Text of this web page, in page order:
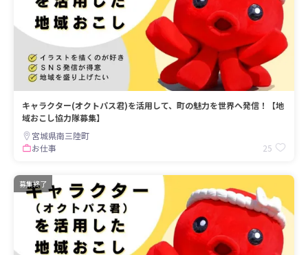
キャラクター(オクトパス君)を活用して、町の魅力を世界へ発信！【地
域おこし協力隊募集】
宮城県南三陸町
お仕事
25
募集終了